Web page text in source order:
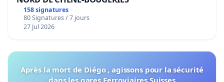
158 signatures
80 Signatures / 7 jours
27 Jul 2026
Après la mort de Diégo , agissons pour la sécurité
dans les gares Ferroviaires Suisses